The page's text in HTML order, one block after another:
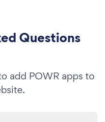
Questions
add POWR apps to